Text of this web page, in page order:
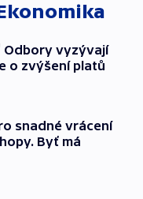
Odbory vyzývají
o zvýšení platů
snadné vrácení
Byť má